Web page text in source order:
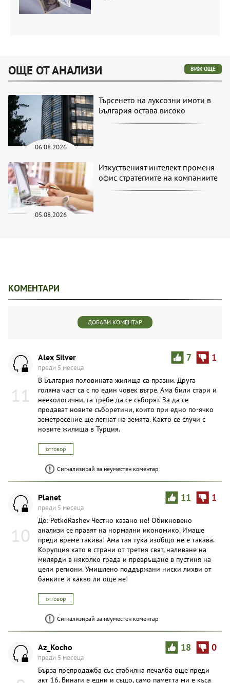
ОЩЕ ОТ АНАЛИЗИ ВИЖ ОЩЕ
06.08.2026
Търсенето на луксозни имоти в
България остава високо
05.08.2026
Изкуственият интелект променя
офис стратегиите на компаниите
КОМЕНТАРИ
ДОБАВИ КОМЕНТАР
11
7 1
Alex Silver
преди 5 месеца
В България половината жилища са празни. Друга
голяма част са с по един човек вътре. Ама били стари и
неекологични, та требе да се съборят. За да се
продават новите съборетини, които при едно по-ячко
земетресение ще легнат на земята. Както се случи с
новите жилища в Турция.
отговор
Сигнализирай за неуместен коментар
10
11 1
Planet
преди 5 месеца
До: PetkoRashev Честно казано не! Обикновено
анализи се правят на нормални икономико. Имаше
преди време такива! Ама тая тука изобщо не е такава.
Корупция като в страни от третия свят, наливане на
милярди в няколко града и превръщане в пустиня на
цели региони. Умишлено поддържани ниски лихви от
банките и какво ли още не!
отговор
Сигнализирай за неуместен коментар
18 0
Az_Kocho
преди 5 месеца
Бърза препродажба със стабилна печалба още преди
акт 16. Винаги е едни и също, само паметта ми е къса